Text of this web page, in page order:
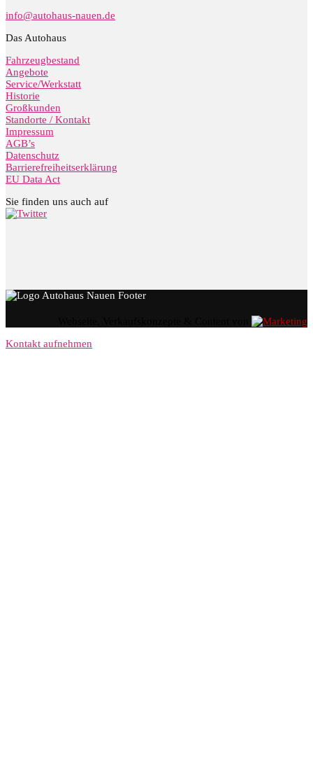
info@autohaus-nauen.de
Das Autohaus
Fahrzeugbestand
Angebote
Service/Werkstatt
Historie
Großkunden
Standorte / Kontakt
Impressum
AGB’s
Datenschutz
Barrierefreiheitserklärung
EU Data Act
Sie finden uns auch auf
Kontakt aufnehmen